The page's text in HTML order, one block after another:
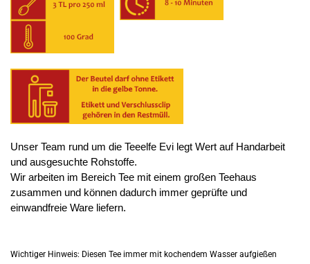
Unser Team rund um die Teeelfe Evi legt Wert auf Handarbeit
und ausgesuchte Rohstoffe.
Wir arbeiten im Bereich Tee mit einem großen Teehaus
zusammen und können dadurch immer geprüfte und
einwandfreie Ware liefern.
Wichtiger Hinweis: Diesen Tee immer mit kochendem Wasser aufgießen